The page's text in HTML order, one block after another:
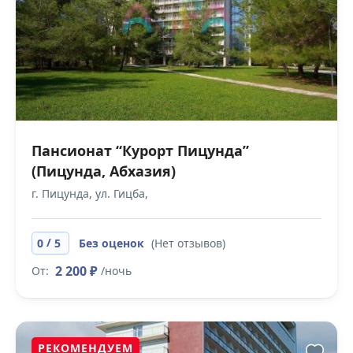
Пансионат “Курорт Пицунда”
(Пицунда, Абхазия)
г. Пицунда, ул. Гицба,
0 / 5 Без оценок (Нет отзывов)
От: 2 200 ₽ /ночь
РЕКОМЕНДУЕМ